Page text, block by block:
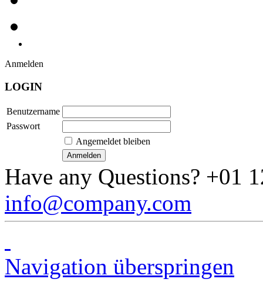
Anmelden
LOGIN
Benutzername
Passwort
Angemeldet bleiben
Have any Questions? +01
info@company.com
Navigation überspringen